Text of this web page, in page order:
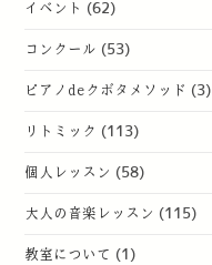
イベント (62)
コンクール (53)
ピアノdeクボタメソッド (3)
リトミック (113)
個人レッスン (58)
大人の音楽レッスン (115)
教室について (1)